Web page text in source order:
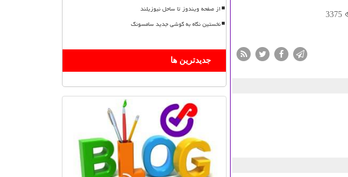
3375
از صفحه ویندوز تا ساحل نیوزیلند
نخستین نگاه به گوشی جدید سامسونگ
جدیدترین ها